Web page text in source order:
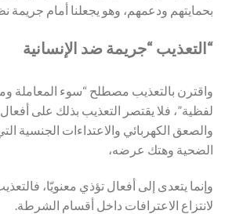
بحمايتهم ودعمهم، وهو يجعلنا أمام جريمة
“التعذيب “جريمة ضد الإنسانية
واقترن بالتعذيب مصطلح “سوء المعاملة
لفظية”، فلا يقتصر التعذيب بذلك على
والصعق الكهربائي والاعتداءات الجنسية
الضحية وهتك عرضه،
وإنما يتعدى إلى أفعال تؤذي معنويّا،
لانتزاع الاعترافات داخل أقسام الشرطة.